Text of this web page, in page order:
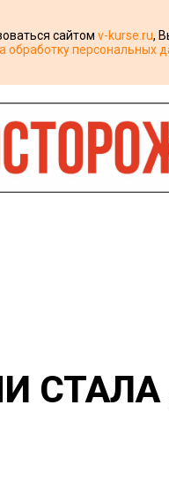
сайтом v-kurse.ru,
обработку персональных